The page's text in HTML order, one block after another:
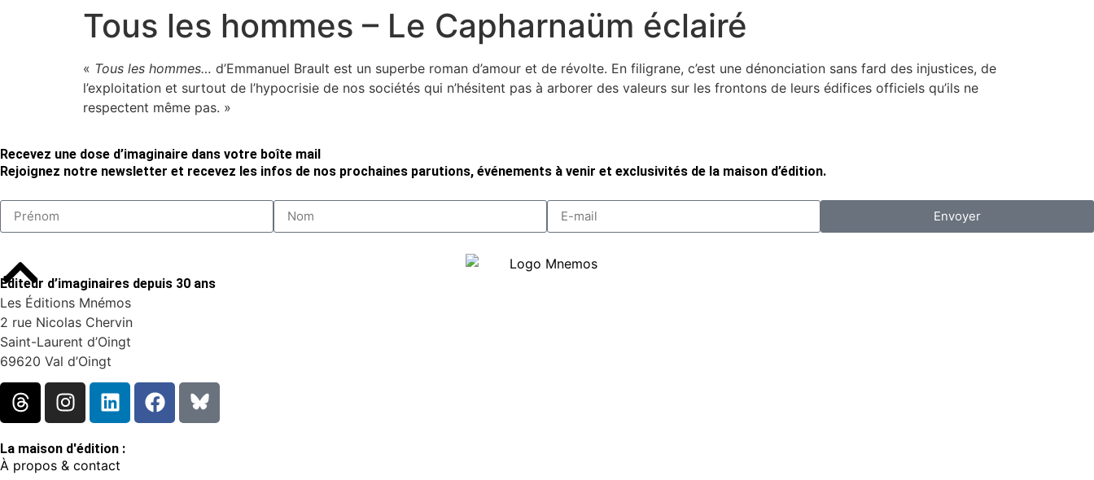
Tous les hommes – Le Capharnaüm éclairé
« Tous les hommes… d’Emmanuel Brault est un superbe roman d’amour et de révolte. En filigrane, c’est une dénonciation sans fard des injustices, de
l’exploitation et surtout de l’hypocrisie de nos sociétés qui n’hésitent pas à arborer des valeurs sur les frontons de leurs édifices officiels qu’ils ne
respectent même pas. »
Recevez une dose d’imaginaire dans votre boîte mail
Rejoignez notre newsletter et recevez les infos de nos prochaines parutions, événements à venir et exclusivités de la maison d’édition.
Envoyer
Éditeur d’imaginaires depuis 30 ans
Les Éditions Mnémos
2 rue Nicolas Chervin
Saint-Laurent d’Oingt
69620 Val d’Oingt
La maison d'édition :
À propos & contact